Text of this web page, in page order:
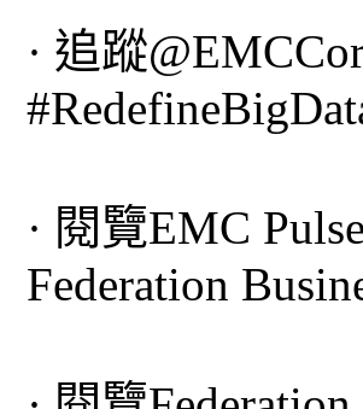
· 追蹤
· 閱覽EMC
Federation